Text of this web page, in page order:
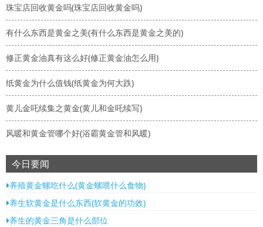
珠宝店回收黄金吗(珠宝店回收黄金吗)
有什么东西是黄金之美(有什么东西是黄金之美的)
修正黄金油真有这么好(修正黄金油怎么用)
纸黄金为什么值钱(纸黄金为何大跌)
黄儿金吒续集之黄金(黄儿和金吒续写)
风暖和黄金管哪个好(浴霸黄金管和风暖)
今日要闻
养殖黄金螺吃什么(黄金螺喂什么食物)
养生软黄金是什么东西(软黄金的功效)
养生的黄金三角是什么部位